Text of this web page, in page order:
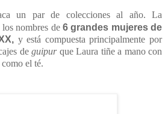
un par de colecciones al año. La
los nombres de6 grandes mujeres de
y está compuesta principalmente por
de guipur que Laura tiñe a mano con
el té.